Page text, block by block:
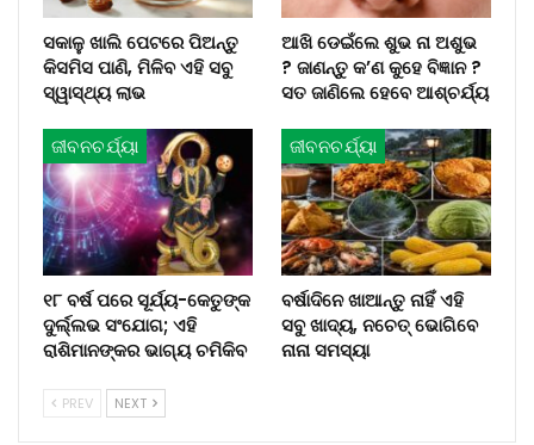
ସକାଳୁ ଖାଲି ପେଟରେ ପିଅନ୍ତୁ
କିସମିସ ପାଣି, ମିଳିବ ଏହି ସବୁ
ସ୍ୱାସ୍ଥ୍ୟ ଲାଭ
ଆଖି ଡେଇଁଲେ ଶୁଭ ନା ଅଶୁଭ
? ଜାଣନ୍ତୁ କ’ଣ କୁହେ ବିଜ୍ଞାନ ?
ସତ ଜାଣିଲେ ହେବେ ଆଶ୍ଚର୍ଯ୍ୟ
ଜୀବନଚର୍ଯ୍ୟା
୧୮ ବର୍ଷ ପରେ ସୂର୍ଯ୍ୟ-କେତୁଙ୍କ
ଦୁର୍ଲ୍ଲଭ ସଂଯୋଗ; ଏହି
ରାଶିମାନଙ୍କର ଭାଗ୍ୟ ଚମିକିବ
ଜୀବନଚର୍ଯ୍ୟା
ବର୍ଷାଦିନେ ଖାଆନ୍ତୁ ନାହିଁ ଏହି
ସବୁ ଖାଦ୍ୟ, ନଚେତ୍ ଭୋଗିବେ
ନାନା ସମସ୍ୟା
PREV NEXT